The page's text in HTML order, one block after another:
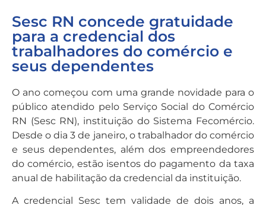
Sesc RN concede gratuidade
para a credencial dos
trabalhadores do comércio e
seus dependentes
O ano começou com uma grande novidade para o
público atendido pelo Serviço Social do Comércio
RN (Sesc RN), instituição do Sistema Fecomércio.
Desde o dia 3 de janeiro, o trabalhador do comércio
e seus dependentes, além dos empreendedores
do comércio, estão isentos do pagamento da taxa
anual de habilitação da credencial da instituição.
A credencial Sesc tem validade de dois anos, a